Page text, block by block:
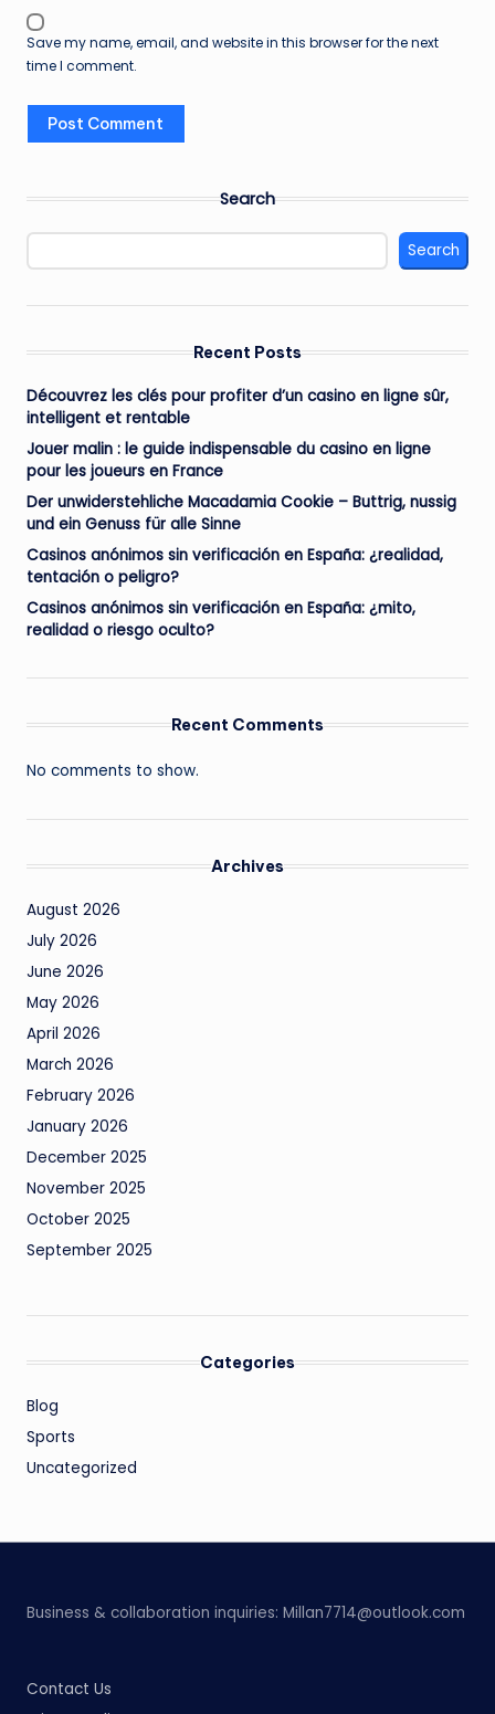
Save my name, email, and website in this browser for the next
time I comment.
Search
Search
Recent Posts
Découvrez les clés pour profiter d’un casino en ligne sûr,
intelligent et rentable
Jouer malin : le guide indispensable du casino en ligne
pour les joueurs en France
Der unwiderstehliche Macadamia Cookie – Buttrig, nussig
und ein Genuss für alle Sinne
Casinos anónimos sin verificación en España: ¿realidad,
tentación o peligro?
Casinos anónimos sin verificación en España: ¿mito,
realidad o riesgo oculto?
Recent Comments
No comments to show.
Archives
August 2026
July 2026
June 2026
May 2026
April 2026
March 2026
February 2026
January 2026
December 2025
November 2025
October 2025
September 2025
Categories
Blog
Sports
Uncategorized
Business & collaboration inquiries: Millan7714@outlook.com
Contact Us